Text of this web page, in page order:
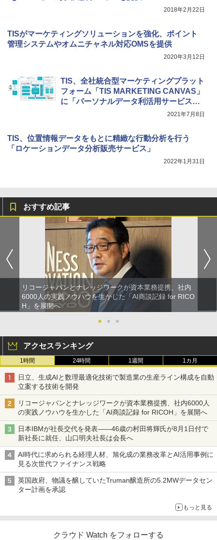
2018年2月22日
TISがマーケティングソリューションを強化、ポイント
管理システムやオムニチャネル対応OMSを提供
2020年3月12日
TIS、全社統合型マーケティングプラット
フォーム「TIS MARKETING CANVAS」
に「パーソナルデータ利活用サービス」
2021年7月8日
TIS、位置情報データをもとに精緻な行動分析を行う
「ロケーションデータ分析販売サービス」
2022年1月31日
おすすめ記事
リコージャパンとナレッジワークが資本業務提携、社内
6000人の実践ノウハウを生かした「AI商談記録 for RICO
H」を展開へ
●
● ●
アクセスランキング
1時間 24時間 1週間 1カ月
日立、生成AIと数理最適化技術で製造業の生産ライン構成を自動
立案する技術を開発
リコージャパンとナレッジワークが資本業務提携、社内6000人
の実践ノウハウを生かした「AI商談記録 for RICOH」を展開へ
日本IBMが社長交代を発表――46歳の村田将輝氏が8月1日付で
新社長に就任、山口明夫社長は会長へ
AI時代に求められる経理人材、旭化成の業務改革とAI活用事例に
見る次世代ファイナンス戦略
英国政府、物議を醸していたTruman醸造所の5.2MWデータセン
ター計画を承認
もっと見る
クラウド Watch をフォローする